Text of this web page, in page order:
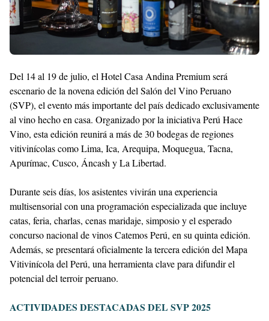
Del 14 al 19 de julio, el Hotel Casa Andina Premium será
escenario de la novena edición del Salón del Vino Peruano
(SVP), el evento más importante del país dedicado exclusivamente
al vino hecho en casa. Organizado por la iniciativa Perú Hace
Vino, esta edición reunirá a más de 30 bodegas de regiones
vitivinícolas como Lima, Ica, Arequipa, Moquegua, Tacna,
Apurímac, Cusco, Áncash y La Libertad.
Durante seis días, los asistentes vivirán una experiencia
multisensorial con una programación especializada que incluye
catas, feria, charlas, cenas maridaje, simposio y el esperado
concurso nacional de vinos Catemos Perú, en su quinta edición.
Además, se presentará oficialmente la tercera edición del Mapa
Vitivinícola del Perú, una herramienta clave para difundir el
potencial del terroir peruano.
ACTIVIDADES DESTACADAS DEL SVP 2025